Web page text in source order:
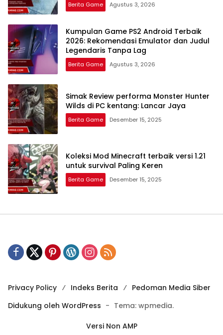
Berita Game Agustus 3, 2026
Kumpulan Game PS2 Android Terbaik
2026: Rekomendasi Emulator dan Judul
Legendaris Tanpa Lag
Berita Game Agustus 3, 2026
Simak Review performa Monster Hunter
Wilds di PC kentang: Lancar Jaya
Berita Game Desember 15, 2025
Koleksi Mod Minecraft terbaik versi 1.21
untuk survival Paling Keren
Berita Game Desember 15, 2025
Privacy Policy Indeks Berita
Pedoman Media Siber
Didukung oleh WordPress - Tema: wpmedia.
Versi Non AMP